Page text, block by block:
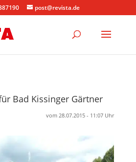
post@revista.de
Bad Kissinger Gärtner
vom 28.07.2015 - 11:07 Uhr